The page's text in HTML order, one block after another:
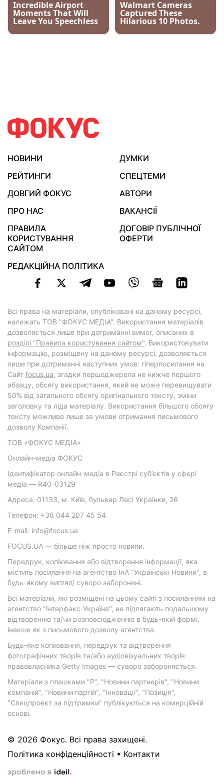
НОВИНИ
ДУМКИ
РЕЙТИНГИ
СПЕЦТЕМИ
ДОВГИЙ ФОКУС
АВТОРИ
ПРО НАС
ВАКАНСІЇ
ПРАВИЛА
КОРИСТУВАННЯ
САЙТОМ
ДОГОВІР ПУБЛІЧНОЇ
ОФЕРТИ
РЕДАКЦІЙНА ПОЛІТИКА
Всі права на матеріали, опубліковані на даному ресурсі,
належать ТОВ "ФОКУС МЕДІА". Використання матеріалів
дозволяється лише при дотриманні вимог, описаних в
розділі "Правила користування сайтом". Використовувати
інформацію, розміщену на даному ресурсі, дозволяється
лише при дотриманні наступних умов: гіперпосилання на
Cайт focus.ua, згадки першоджерела не нижче першого
абзацу, обсягу використання, який не може перевищувати
50% від загального обсягу оригінального тексту, зміни
заголовку та ліда матеріалу. Використання більшого обсягу
тексту можливе лише за умови отримання письмового
дозволу Компанії.
ТОВ «ФОКУС МЕДІА»
Онлайн-медіа ФОКУС
Ідентифікатор онлайн-медіа в Реєстрі суб’єктів у сфері
медіа — R40-03129
Адреса: 01133, м. Київ, бульвар Лесі Українки, 26
Телефон: +38 044 207 45 54
E-mail: info@focus.ua
FOCUS.UA — більше ніж просто новини.
Передрук, копіювання або відтворення інформації, яка
містить посилання на агентство ІнА "Українські Новини", в
будь-якому вигляді суворо заборонені.
Всі матеріали, які розміщені на цьому сайті з посиланням на
агентство "Інтерфакс-Україна", не підлягають подальшому
відтворенню та/чи розповсюдженню в будь-якій формі,
інакше як з письмового дозволу агентства.
Будь-яке копіювання, передрук та відтворення
фотографічних творів та/або аудіовізуальних творів
правовласника Getty Images — суворо забороняється.
Матеріали з плашками "Р", "Новини партнерів", "Новини
компаній", "Новини партій", "Інновації", "Позиція",
"Спецпроект за підтримки" публікуються на комерційній
основі.
© 2026 Фокус. Всі права захищені.
Політика конфіденційності • Контакти